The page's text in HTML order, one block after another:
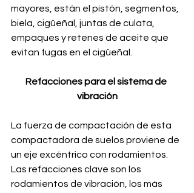
mayores, están el pistón, segmentos,
biela, cigüeñal, juntas de culata,
empaques y retenes de aceite que
evitan fugas en el cigüeñal.
Refacciones para el sistema de
vibración
La fuerza de compactación de esta
compactadora de suelos proviene de
un eje excéntrico con rodamientos.
Las refacciones clave son los
rodamientos de vibración, los más